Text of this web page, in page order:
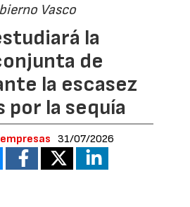
Vasco
la
de
la escasez
por la sequía
31/07/2026